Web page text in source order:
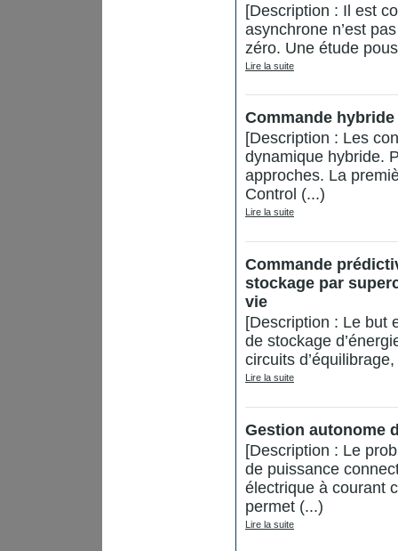
[Description : Il est
asynchrone n’est
zéro. Une étude
Lire la suite
Commande
[Description : Les
dynamique hybride.
approches. La
Control (...)
Lire la suite
Commande
stockage par
vie
[Description : Le but
de stockage
circuits
Lire la suite
Gestion autonome
[Description : Le
de puissance
électrique à courant
permet (...)
Lire la suite